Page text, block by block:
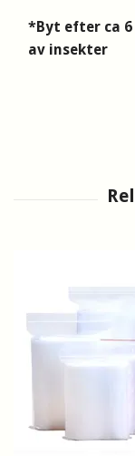
*Byt efter ca
av insekter